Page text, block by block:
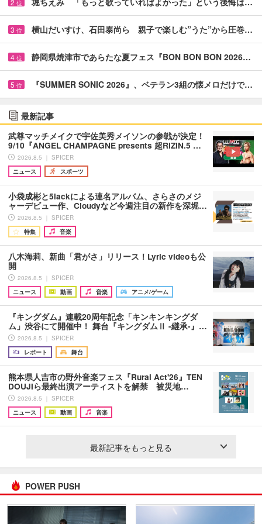
2 位
3 位 横山だいすけ、石田泰尚ら 親子で楽しむ”うた”から圧巻…
4 位 静岡県焼津市であらたな夏フェス『BON BON BON 2026…
5 位 『SUMMER SONIC 2026』、ベテラン3組の懐メロだけで…
最新記事
武尊マッチメイクで宇佐美秀メイソンの参戦が決定！
9/10『ANGEL CHAMPAGNE presents 超RIZIN.5 …
2026.8.5 ｜ SPICER
ニュース
スポーツ
小袋成彬と5lackによる連名アルバム、さらさのメジ
ャーデビュー作、Cloudyなど今週注目の新作を深堀…
2026.8.5 ｜ SPICER
特集
音楽
八木海莉、新曲「君がさ」リリース！Lyric videoも公
開
2026.8.5 ｜ SPICER
ニュース
動画 音楽 アニメ/ゲーム
『キングダム』連載20周年記念「キンキンキングダ
ム」渋谷にて開催中！ 舞台『キングダムⅡ -継承-』…
2026.8.5 ｜ SPICER
レポート
舞台
熊本県人吉市の野外音楽フェス『Rural Act'26』TEN
DOUJIら最終出演アーティストを解禁 被災地…
2026.8.5 ｜ SPICER
ニュース
動画 音楽
最新記事をもっと見る
POWER PUSH